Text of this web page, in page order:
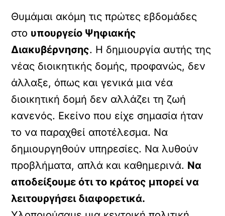
Θυμάμαι ακόμη τις πρώτες εβδομάδες
στο υπουργείο Ψηφιακής
Διακυβέρνησης. Η δημιουργία αυτής της
νέας διοικητικής δομής, προφανώς, δεν
άλλαξε, όπως και γενικά μια νέα
διοικητική δομή δεν αλλάζει τη ζωή
κανενός. Εκείνο που είχε σημασία ήταν
το να παραχθεί αποτέλεσμα. Να
δημιουργηθούν υπηρεσίες. Να λυθούν
προβλήματα, απλά και καθημερινά. Να
αποδείξουμε ότι το κράτος μπορεί να
λειτουργήσει διαφορετικά.